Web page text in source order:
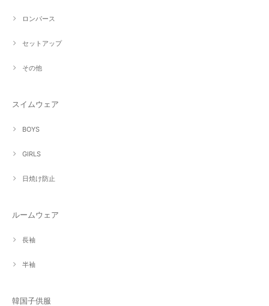
ロンパース
セットアップ
その他
スイムウェア
BOYS
GIRLS
日焼け防止
ルームウェア
長袖
半袖
韓国子供服